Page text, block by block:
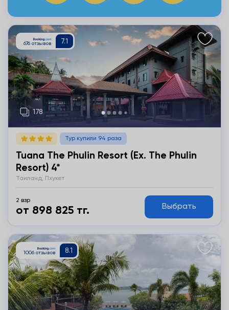
Тур купили 94 раза
Tuana The Phulin Resort (ex. The Phulin
Resort) 4*
Таиланд, Пхукет
2 взр
от 898 825 тг. Выбрать
Подробнее
Подробнее